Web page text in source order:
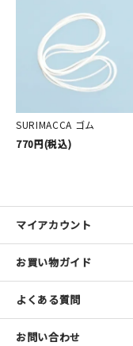
SURIMACCA ゴム
770円(税込)
マイアカウント
お買い物ガイド
よくある質問
お問い合わせ